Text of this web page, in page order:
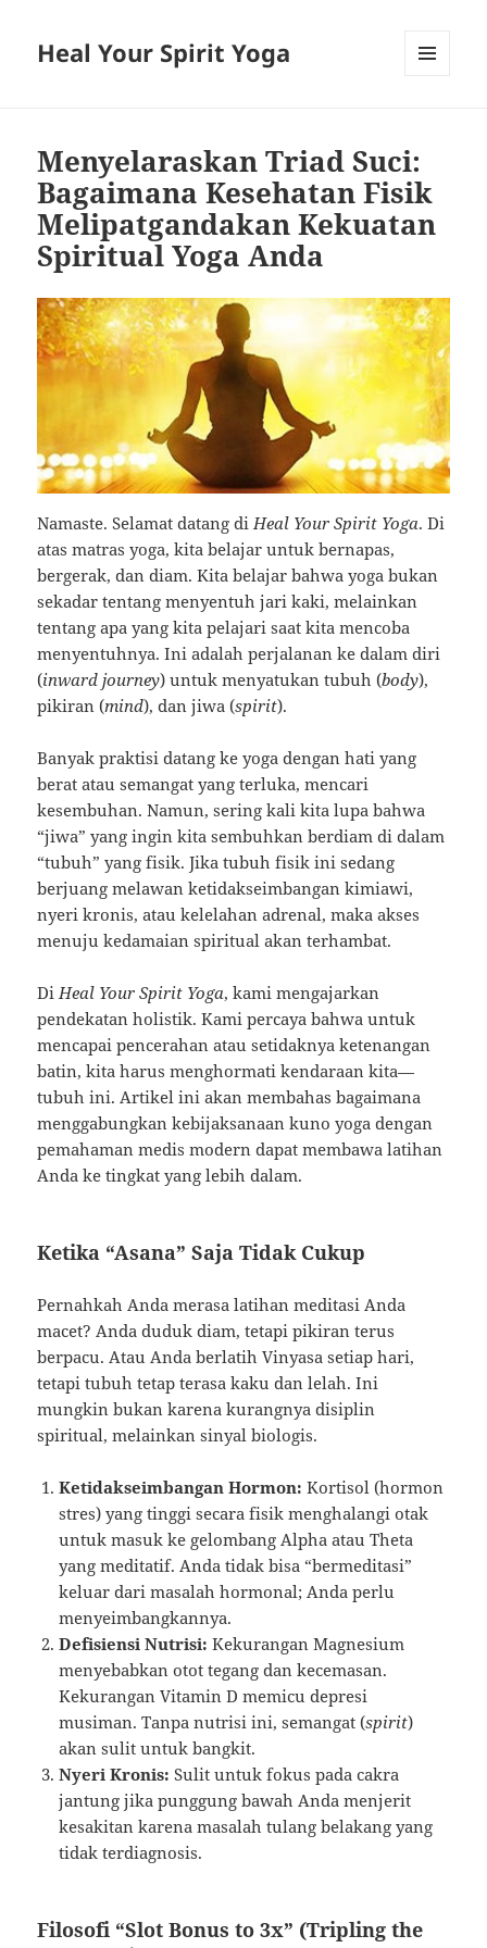
Heal Your Spirit Yoga
Menyelaraskan Triad Suci:
Bagaimana Kesehatan Fisik
Melipatgandakan Kekuatan
Spiritual Yoga Anda
Namaste. Selamat datang diHeal Your Spirit Yoga. Di
atas matras yoga, kita belajar untuk bernapas,
bergerak, dan diam. Kita belajar bahwa yoga bukan
sekadar tentang menyentuh jari kaki, melainkan
tentang apa yang kita pelajari saat kita mencoba
menyentuhnya. Ini adalah perjalanan ke dalam diri
(inward journey) untuk menyatukan tubuh (body),
pikiran (mind), dan jiwa (spirit).
Banyak praktisi datang ke yoga dengan hati yang
berat atau semangat yang terluka, mencari
kesembuhan. Namun, sering kali kita lupa bahwa
“jiwa” yang ingin kita sembuhkan berdiam di dalam
“tubuh” yang fisik. Jika tubuh fisik ini sedang
berjuang melawan ketidakseimbangan kimiawi,
nyeri kronis, atau kelelahan adrenal, maka akses
menuju kedamaian spiritual akan terhambat.
DiHeal Your Spirit Yoga, kami mengajarkan
pendekatan holistik. Kami percaya bahwa untuk
mencapai pencerahan atau setidaknya ketenangan
batin, kita harus menghormati kendaraan kita—
tubuh ini. Artikel ini akan membahas bagaimana
menggabungkan kebijaksanaan kuno yoga dengan
pemahaman medis modern dapat membawa latihan
Anda ke tingkat yang lebih dalam.
Ketika “Asana” Saja Tidak Cukup
Pernahkah Anda merasa latihan meditasi Anda
macet? Anda duduk diam, tetapi pikiran terus
berpacu. Atau Anda berlatih Vinyasa setiap hari,
tetapi tubuh tetap terasa kaku dan lelah. Ini
mungkin bukan karena kurangnya disiplin
spiritual, melainkan sinyal biologis.
Ketidakseimbangan Hormon: Kortisol (hormon
stres) yang tinggi secara fisik menghalangi otak
untuk masuk ke gelombang Alpha atau Theta
yang meditatif. Anda tidak bisa “bermeditasi”
keluar dari masalah hormonal; Anda perlu
menyeimbangkannya.
Defisiensi Nutrisi: Kekurangan Magnesium
menyebabkan otot tegang dan kecemasan.
Kekurangan Vitamin D memicu depresi
musiman. Tanpa nutrisi ini, semangat (spirit)
akan sulit untuk bangkit.
Nyeri Kronis: Sulit untuk fokus pada cakra
jantung jika punggung bawah Anda menjerit
kesakitan karena masalah tulang belakang yang
tidak terdiagnosis.
Filosofi “Slot Bonus to 3x” (Tripling the